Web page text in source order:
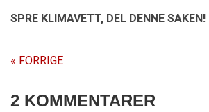
SPRE KLIMAVETT, DEL DENNE SAKEN!
« FORRIGE
2 KOMMENTARER